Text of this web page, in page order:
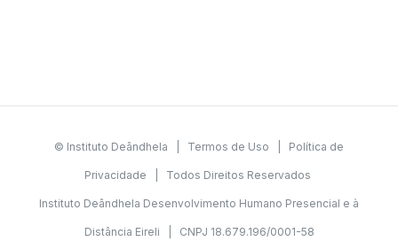
© Instituto Deândhela | Termos de Uso Política de
Privacidade | Todos Direitos Reservados
Instituto Deândhela Desenvolvimento Humano Presencial e à
Distância Eireli | CNPJ 18.679.196/0001-58